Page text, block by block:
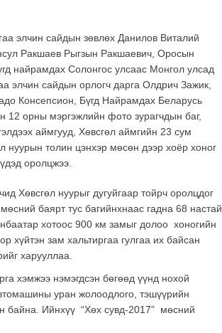
элчин сайдын зөвлөх Данилов Виталий
Ракшаев Рыгзын Ракшаевич, Оросын
найрамдах Солонгос улсаас Монгол улсад
элчин сайдын орлогч дарга Олдрич Зажик,
Консепсион, Бүгд Найрамдах Беларусь
12 орны мэргэжлийн фото зурагчдын баг,
аймгууд, Хөвсгөл аймгийн 23 сум
нуурын толин цэнхэр мөсөн дээр хоёр хоног
оролцжээ.
Хөвсгөл нуурыг дугуйгаар тойрч оролцдог
баярт тус багийнхнаас гадна 68 настай
хотоос 900 км замыг долоо хоногийн
хүйтэн зам хальтиргаа гулгаа их байсан
харууллаа.
хэмжээ нэмэгдсэн бөгөөд үүнд нохой
уран жолоодлого, тэшүүрийн
байна. Ийнхүү “Хөх сувд-2017” мөсний